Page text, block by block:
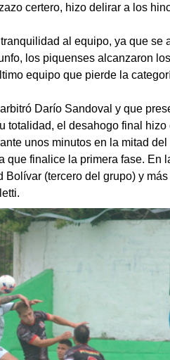
certero, hizo delirar a los
al equipo, ya que se
los piquenses alcanzaron
equipo que pierde la
Darío Sandoval y que
totalidad, el desahogo final
unos minutos en la mitad
que finalice la primera fase. En
Bolívar (tercero del grupo) y